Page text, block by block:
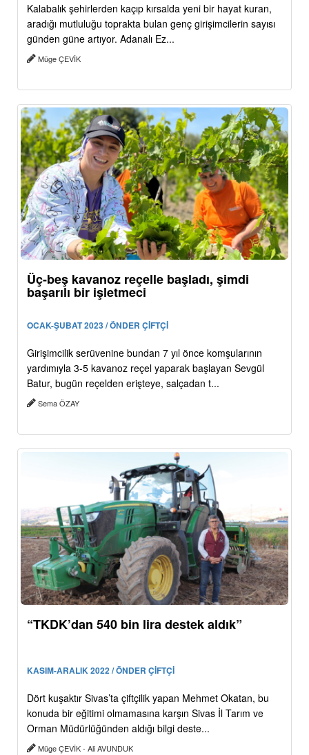
Kalabalık şehirlerden kaçıp kırsalda yeni bir hayat kuran,
aradığı mutluluğu toprakta bulan genç girişimcilerin sayısı
günden güne artıyor. Adanalı Ez...
Müge ÇEVİK
Üç-beş kavanoz reçelle başladı, şimdi
başarılı bir işletmeci
OCAK-ŞUBAT 2023 / ÖNDER ÇİFTÇİ
Girişimcilik serüvenine bundan 7 yıl önce komşularının
yardımıyla 3-5 kavanoz reçel yaparak başlayan Sevgül
Batur, bugün reçelden erişteye, salçadan t...
Sema ÖZAY
“TKDK’dan 540 bin lira destek aldık”
KASIM-ARALIK 2022 / ÖNDER ÇİFTÇİ
Dört kuşaktır Sivas’ta çiftçilik yapan Mehmet Okatan, bu
konuda bir eğitimi olmamasına karşın Sivas İl Tarım ve
Orman Müdürlüğünden aldığı bilgi deste...
Müge ÇEVİK - Ali AVUNDUK